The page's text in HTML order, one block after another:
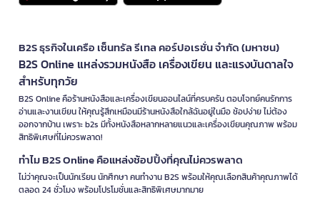
B2S ธุรกิจในเครือ เซ็นทรัล รีเทล คอร์ปอเรชั่น จำกัด (มหาชน)
B2S Online แหล่งรวมหนังสือ เครื่องเขียน และแรงบันดาลใจ
สำหรับทุกวัย
B2S Online คือร้านหนังสือและเครื่องเขียนออนไลน์ที่ครบครัน ตอบโจทย์คนรักการ
อ่านและงานเขียน ให้คุณรู้สึกเหมือนมีร้านหนังสือใกล้ฉันอยู่ในมือ ช้อปง่าย ไม่ต้อง
ออกจากบ้าน เพราะ b2s มีทั้งหนังสือหลากหลายแนวและเครื่องเขียนคุณภาพ พร้อม
สิทธิพิเศษที่ไม่ควรพลาด!
ทำไม B2S Online คือแหล่งช้อปปิ้งที่คุณไม่ควรพลาด
ไม่ว่าคุณจะเป็นนักเรียน นักศึกษา คนทำงาน B2S พร้อมให้คุณเลือกสินค้าคุณภาพได้
ตลอด 24 ชั่วโมง พร้อมโปรโมชั่นและสิทธิพิเศษมากมาย